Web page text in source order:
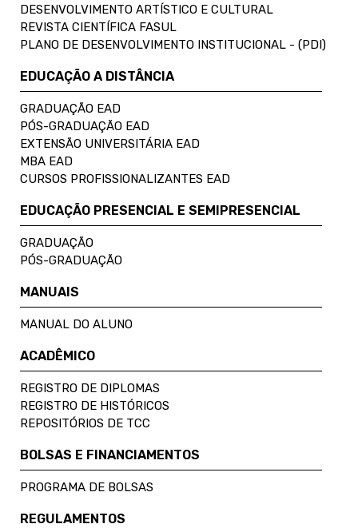
DESENVOLVIMENTO ARTÍSTICO E CULTURAL
REVISTA CIENTÍFICA FASUL
PLANO DE DESENVOLVIMENTO INSTITUCIONAL - (PDI)
EDUCAÇÃO A DISTÂNCIA
GRADUAÇÃO EAD
PÓS-GRADUAÇÃO EAD
EXTENSÃO UNIVERSITÁRIA EAD
MBA EAD
CURSOS PROFISSIONALIZANTES EAD
EDUCAÇÃO PRESENCIAL E SEMIPRESENCIAL
GRADUAÇÃO
PÓS-GRADUAÇÃO
MANUAIS
MANUAL DO ALUNO
ACADÊMICO
REGISTRO DE DIPLOMAS
REGISTRO DE HISTÓRICOS
REPOSITÓRIOS DE TCC
BOLSAS E FINANCIAMENTOS
PROGRAMA DE BOLSAS
REGULAMENTOS